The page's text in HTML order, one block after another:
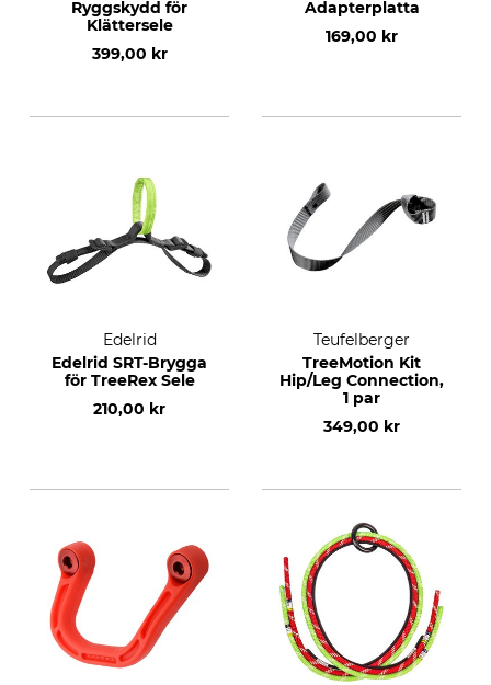
Ryggskydd för
Klättersele
399,00 kr
Adapterplatta
169,00 kr
Edelrid
Edelrid SRT-Brygga
för TreeRex Sele
210,00 kr
Teufelberger
TreeMotion Kit
Hip/Leg Connection,
1 par
349,00 kr